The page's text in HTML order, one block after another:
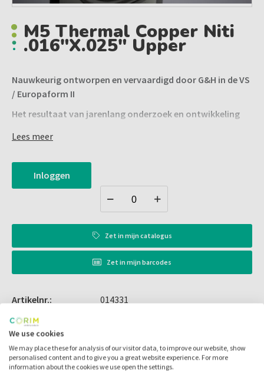
M5 Thermal Copper Niti
.016"x.025" Upper
Nauwkeurig ontworpen en vervaardigd door G&H in de VS
/ Europaform II
Het resultaat van jarenlang onderzoek en ontwikkeling
Thermische warmte geactiveerd
Nauwkeurige temperatuurtransformatie bij 35° C
Consistente en voorspelbare tandbewegingskrachten
Verkrijgbaar in alle 33 boogvormen
Elke partij draad wordt voortdurend en nauwgezet getest
en 100% eindinspectie uitgevoerd, zodat de
Lees meer
Inloggen
Zet inmijn catalogus
Zet inmijn barcodes
Artikelnr.:
014331
Merk:
Inhoud:
25.00 stuks
We use cookies
We may place these for analysis of our visitor data, to improve our website, show
personalised content and to give you a great website experience. For more
information about the cookies we use open the settings.